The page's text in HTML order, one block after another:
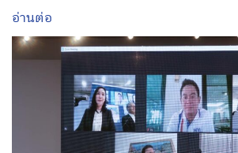
อ่านต่อ